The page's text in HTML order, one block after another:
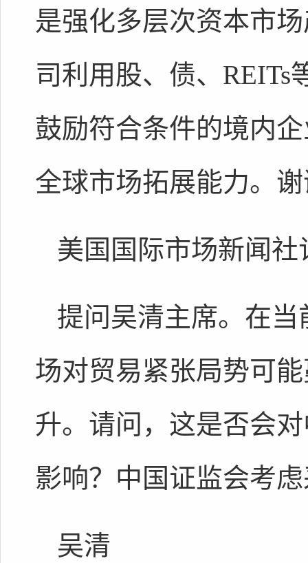
是强化多层次资本市
司利用股、债、REITs
鼓励符合条件的境内
全球市场拓展能力。
美国国际市场新闻社
提问吴清主席。在
场对贸易紧张局势可
升。请问，这是否会
影响？中国证监会考
吴清